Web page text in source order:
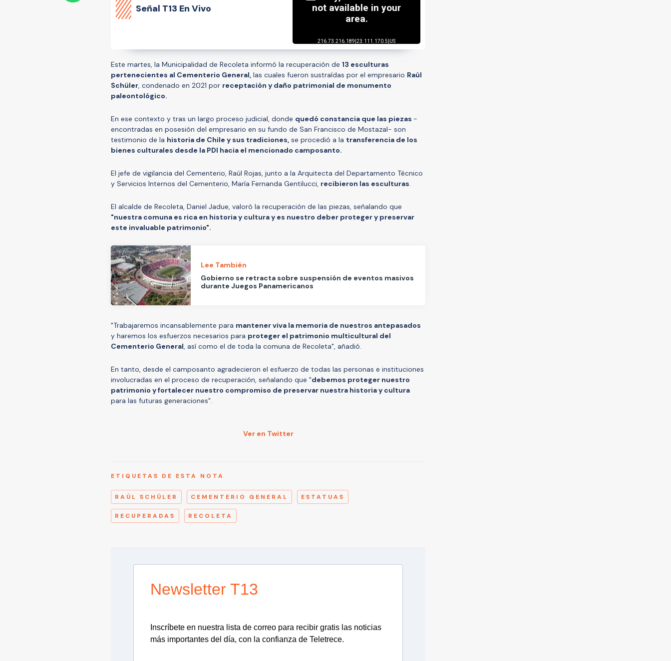
Señal T13 En Vivo
Este martes, la Municipalidad de Recoleta informó la recuperación de 13 esculturas
pertenecientes al Cementerio General, las cuales fueron sustraídas por el empresario Raúl
Schüler, condenado en 2021 por receptación y daño patrimonial de monumento
paleontológico.
En ese contexto y tras un largo proceso judicial, donde quedó constancia que las piezas -
encontradas en posesión del empresario en su fundo de San Francisco de Mostazal- son
testimonio de la historia de Chile y sus tradiciones, se procedió a la transferencia de los
bienes culturales desde la PDI hacia el mencionado camposanto.
El jefe de vigilancia del Cementerio, Raúl Rojas, junto a la Arquitecta del Departamento Técnico
y Servicios Internos del Cementerio, María Fernanda Gentilucci, recibieron las esculturas.
El alcalde de Recoleta, Daniel Jadue, valoró la recuperación de las piezas, señalando que
"nuestra comuna es rica en historia y cultura y es nuestro deber proteger y preservar
este invaluable patrimonio".
Lee También
Gobierno se retracta sobre suspensión de eventos masivos
durante Juegos Panamericanos
"Trabajaremos incansablemente para mantener viva la memoria de nuestros antepasados
y haremos los esfuerzos necesarios para proteger el patrimonio multicultural del
Cementerio General, así como el de toda la comuna de Recoleta", añadió.
En tanto, desde el camposanto agradecieron el esfuerzo de todas las personas e instituciones
involucradas en el proceso de recuperación, señalando que "debemos proteger nuestro
patrimonio y fortalecer nuestro compromiso de preservar nuestra historia y cultura
para las futuras generaciones".
Ver en Twitter
ETIQUETAS DE ESTA NOTA
RAÚL SCHÜLER CEMENTERIO GENERAL ESTATUAS
RECUPERADAS RECOLETA
Newsletter T13
Inscríbete en nuestra lista de correo para recibir gratis las noticias
más importantes del día, con la confianza de Teletrece.